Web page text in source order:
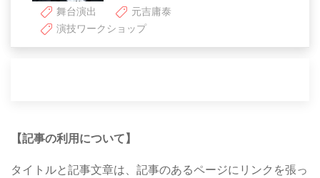
舞台演出
元吉庸泰
演技ワークショップ
【記事の利用について】
タイトルと記事文章は、記事のあるページにリンクを張っ